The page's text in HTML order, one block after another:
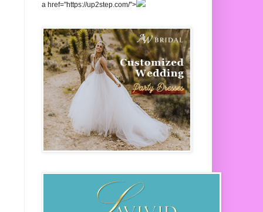
a href="https://up2step.com/">